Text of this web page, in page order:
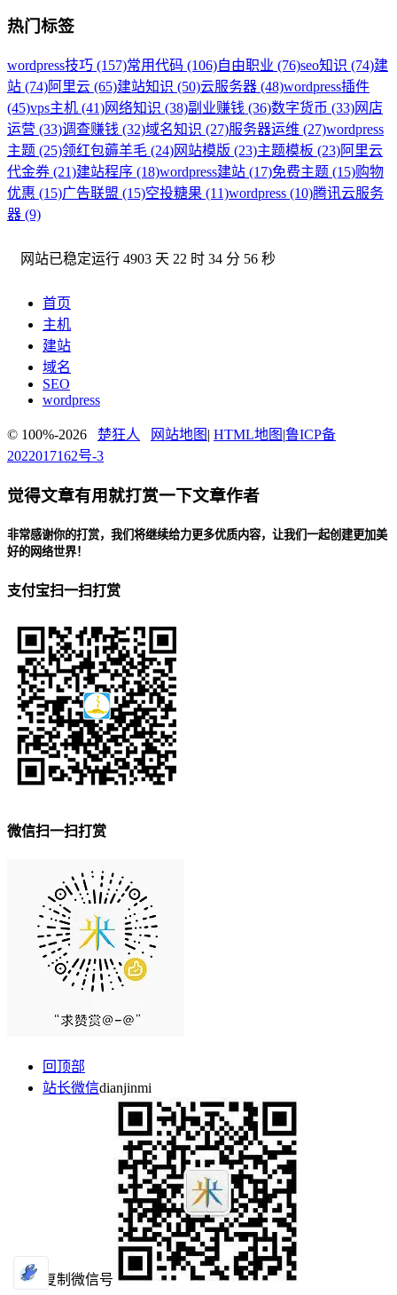
热门标签
wordpress技巧 (157)常用代码 (106)自由职业 (76)seo知识 (74)建
站 (74)阿里云 (65)建站知识 (50)云服务器 (48)wordpress插件
(45)vps主机 (41)网络知识 (38)副业赚钱 (36)数字货币 (33)网店
运营 (33)调查赚钱 (32)域名知识 (27)服务器运维 (27)wordpress
主题 (25)领红包薅羊毛 (24)网站模版 (23)主题模板 (23)阿里云
代金券 (21)建站程序 (18)wordpress建站 (17)免费主题 (15)购物
优惠 (15)广告联盟 (15)空投糖果 (11)wordpress (10)腾讯云服务
器 (9)
网站已稳定运行 4903 天 22 时 34 分 56 秒
首页
主机
建站
域名
SEO
wordpress
© 100%-2026 楚狂人 网站地图 | HTML地图 |鲁ICP备
2022017162号-3
觉得文章有用就打赏一下文章作者
非常感谢你的打赏，我们将继续给力更多优质内容，让我们一起创建更加美
好的网络世界！
支付宝扫一扫打赏
微信扫一扫打赏
回顶部
站长微信dianjinmi
复制微信号